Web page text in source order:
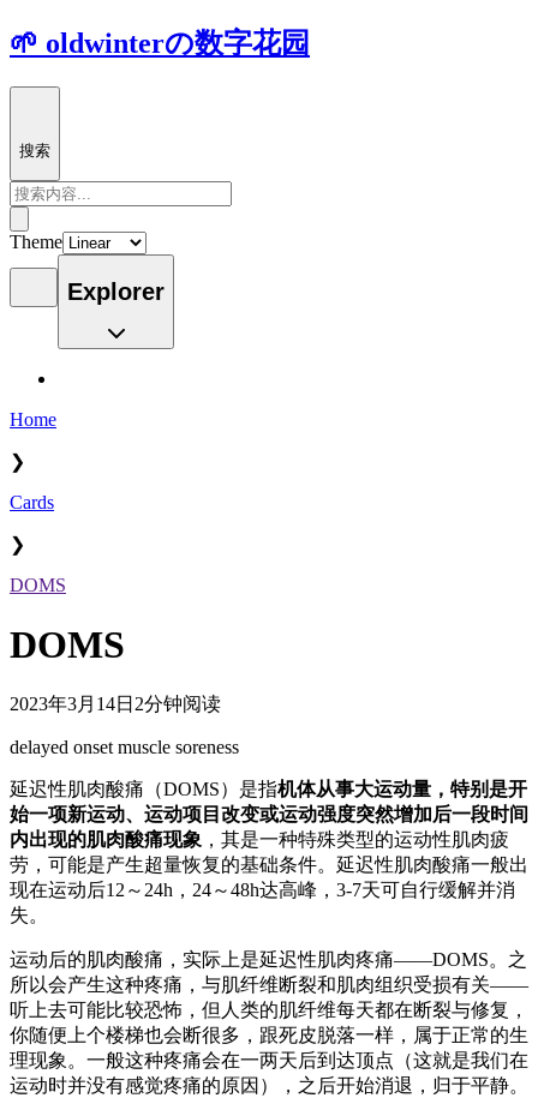
🌱 oldwinterの数字花园
搜索
Theme
Explorer
Home
❯
Cards
❯
DOMS
DOMS
2023年3月14日 2分钟阅读
delayed onset muscle soreness
延迟性肌肉酸痛（DOMS）是指机体从事大运动量，特别是开
始一项新运动、运动项目改变或运动强度突然增加后一段时间
内出现的肌肉酸痛现象 ，其是一种特殊类型的运动性肌肉疲
劳，可能是产生超量恢复的基础条件。延迟性肌肉酸痛一般出
现在运动后12～24h，24～48h达高峰，3-7天可自行缓解并消
失。
运动后的肌肉酸痛，实际上是延迟性肌肉疼痛——DOMS。之
所以会产生这种疼痛，与肌纤维断裂和肌肉组织受损有关——
听上去可能比较恐怖，但人类的肌纤维每天都在断裂与修复，
你随便上个楼梯也会断很多，跟死皮脱落一样，属于正常的生
理现象。一般这种疼痛会在一两天后到达顶点（这就是我们在
运动时并没有感觉疼痛的原因），之后开始消退，归于平静。